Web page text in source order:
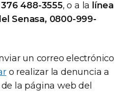
488-3555, o a la línea
Senasa, 0800-999-
un correo electrónico
o realizar la denuncia a
la página web del